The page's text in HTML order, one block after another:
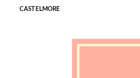
CASTELMORE